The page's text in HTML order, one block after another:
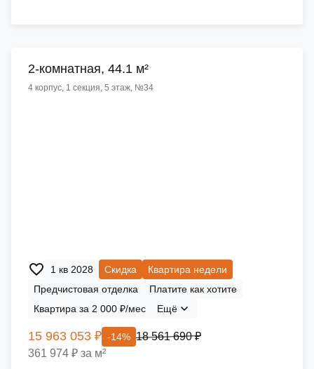
2-комнатная, 44.1 м²
4 корпус, 1 секция, 5 этаж, №34
1 кв 2028 Скидка
Квартира недели
Предчистовая отделка
Платите как хотите
Квартира за 2 000 ₽/мес
Ещё
15 963 053 ₽ -14% 18 561 690 ₽
361 974 ₽ за м²